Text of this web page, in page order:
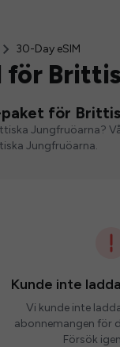
30-Day eSIM
för
för
Jungfruöarna?
Jungfruöarna.
Kunde inte
Vi kunde inte
abonnemangen för
Försök